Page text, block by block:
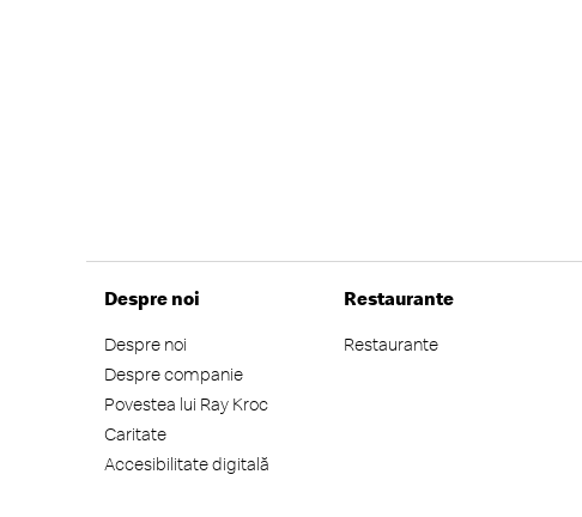
Despre noi
Despre noi
Despre companie
Povestea lui Ray Kroc
Caritate
Accesibilitate digitală
Restaurante
Restaurante